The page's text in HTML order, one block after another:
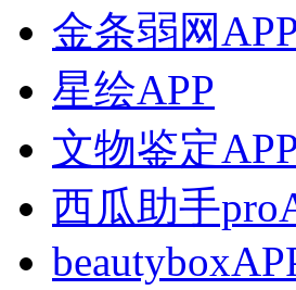
金条弱网
星绘APP
文物鉴定
西瓜助手